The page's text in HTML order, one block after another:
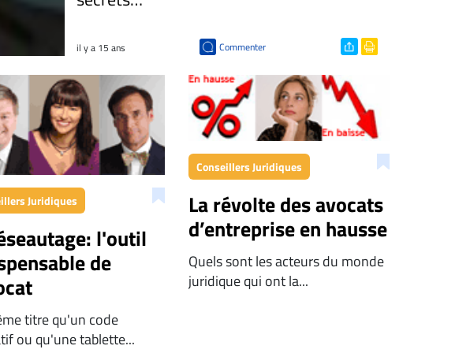
il y a 15 ans Commenter
Juridiques
l'outil
de
titre qu'un code
ou qu'une tablette...
Conseillers Juridiques
La révolte des avocats
d’entreprise en hausse
Quels sont les acteurs du monde
juridique qui ont la...